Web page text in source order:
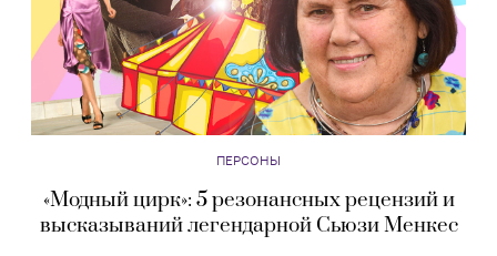
ПЕРСОНЫ
«Модный цирк»: 5 резонансных рецензий и
высказываний легендарной Сьюзи Менкес